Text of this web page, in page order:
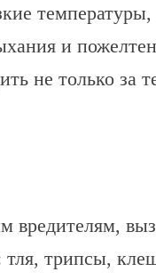
и
не только за
вредителям,
трипсы,